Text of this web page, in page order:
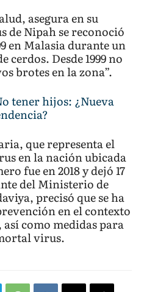
asegura en su
de Nipah se reconoció
en Malasia durante un
Desde 1999 no
brotes en la zona”.
tener hijos: ¿Nueva
que representa el
en la nación ubicada
fue en 2018 y dejó 17
del Ministerio de
precisó que se ha
en el contexto
como medidas para
virus.